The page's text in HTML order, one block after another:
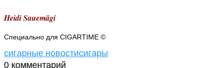
Heidi Sauemägi
Специально для CIGARTIME ©
сигарные новостисигары
0 комментарий